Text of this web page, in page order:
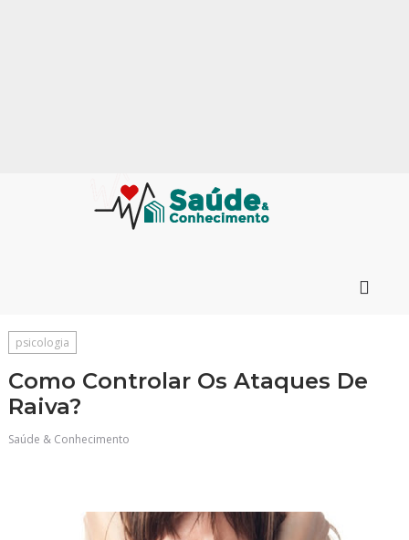
psicologia
Como Controlar Os Ataques De
Raiva?
Saúde & Conhecimento